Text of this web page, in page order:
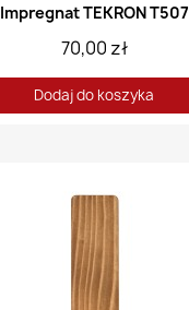
Impregnat TEKRON T507
70,00 zł
Dodaj do koszyka